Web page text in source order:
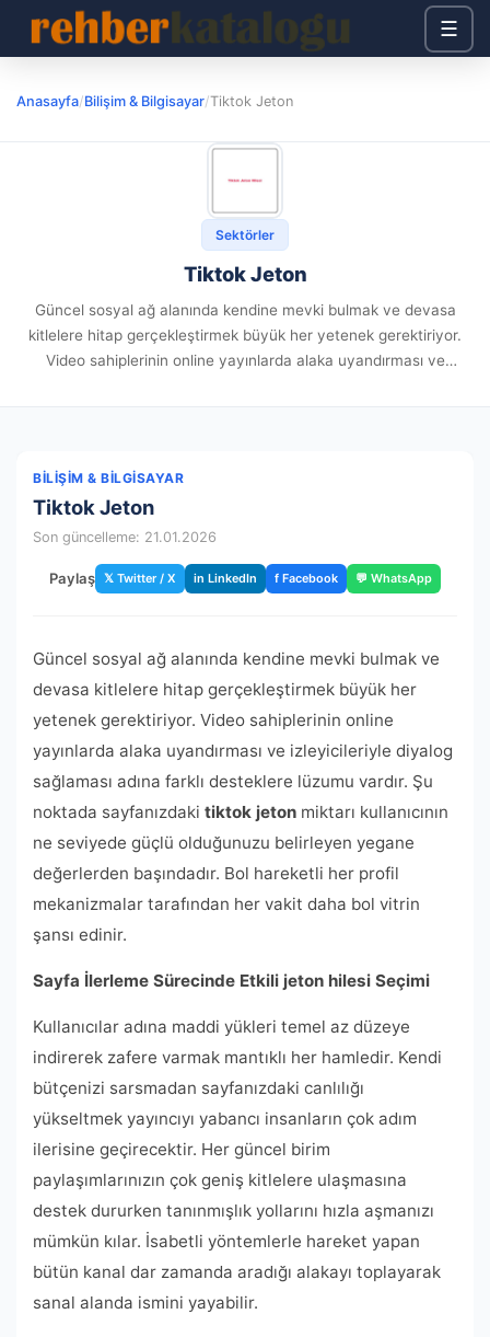
☰
Anasayfa/Bilişim & Bilgisayar/Tiktok Jeton
Sektörler
Tiktok Jeton
Güncel sosyal ağ alanında kendine mevki bulmak ve devasa
kitlelere hitap gerçekleştirmek büyük her yetenek gerektiriyor.
Video sahiplerinin online yayınlarda alaka uyandırması ve
BILIŞIM & BILGISAYAR
Tiktok Jeton
Son güncelleme: 21.01.2026
Paylaş 𝕏 Twitter / X in LinkedIn f Facebook 💬 WhatsApp
Güncel sosyal ağ alanında kendine mevki bulmak ve
devasa kitlelere hitap gerçekleştirmek büyük her
yetenek gerektiriyor. Video sahiplerinin online
yayınlarda alaka uyandırması ve izleyicileriyle diyalog
sağlaması adına farklı desteklere lüzumu vardır. Şu
noktada sayfanızdaki tiktok jeton miktarı kullanıcının
ne seviyede güçlü olduğunuzu belirleyen yegane
değerlerden başındadır. Bol hareketli her profil
mekanizmalar tarafından her vakit daha bol vitrin
şansı edinir.
Sayfa İlerleme Sürecinde Etkili jeton hilesi Seçimi
Kullanıcılar adına maddi yükleri temel az düzeye
indirerek zafere varmak mantıklı her hamledir. Kendi
bütçenizi sarsmadan sayfanızdaki canlılığı
yükseltmek yayıncıyı yabancı insanların çok adım
ilerisine geçirecektir. Her güncel birim
paylaşımlarınızın çok geniş kitlelere ulaşmasına
destek dururken tanınmışlık yollarını hızla aşmanızı
mümkün kılar. İsabetli yöntemlerle hareket yapan
bütün kanal dar zamanda aradığı alakayı toplayarak
sanal alanda ismini yayabilir.